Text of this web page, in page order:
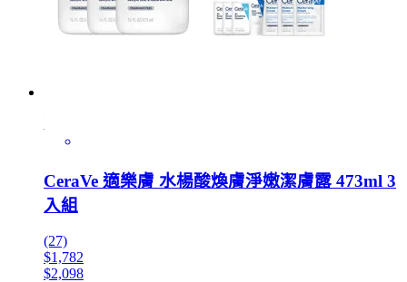
CeraVe 適樂膚 水楊酸煥膚淨嫩潔膚露 473ml 3
入組
(27)
$1,782
$2,098